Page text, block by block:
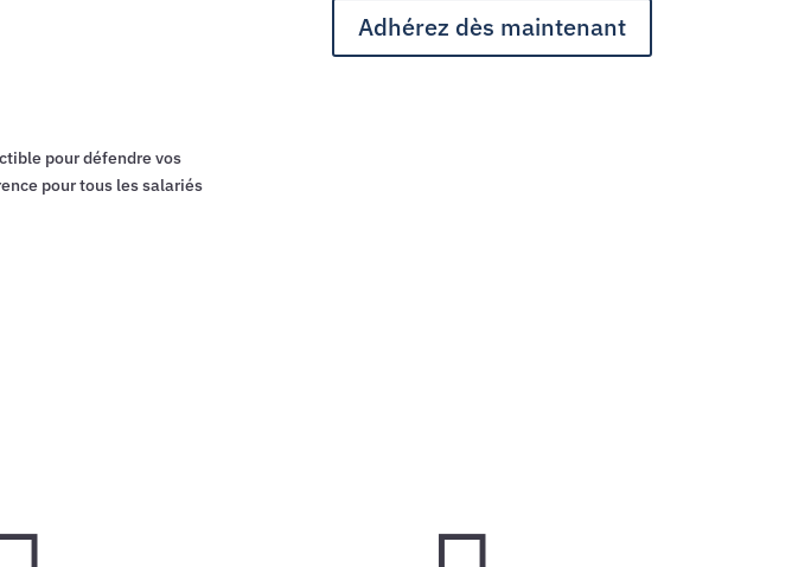
pour défendre vos
pour tous les salariés
Adhérez dès maintenant